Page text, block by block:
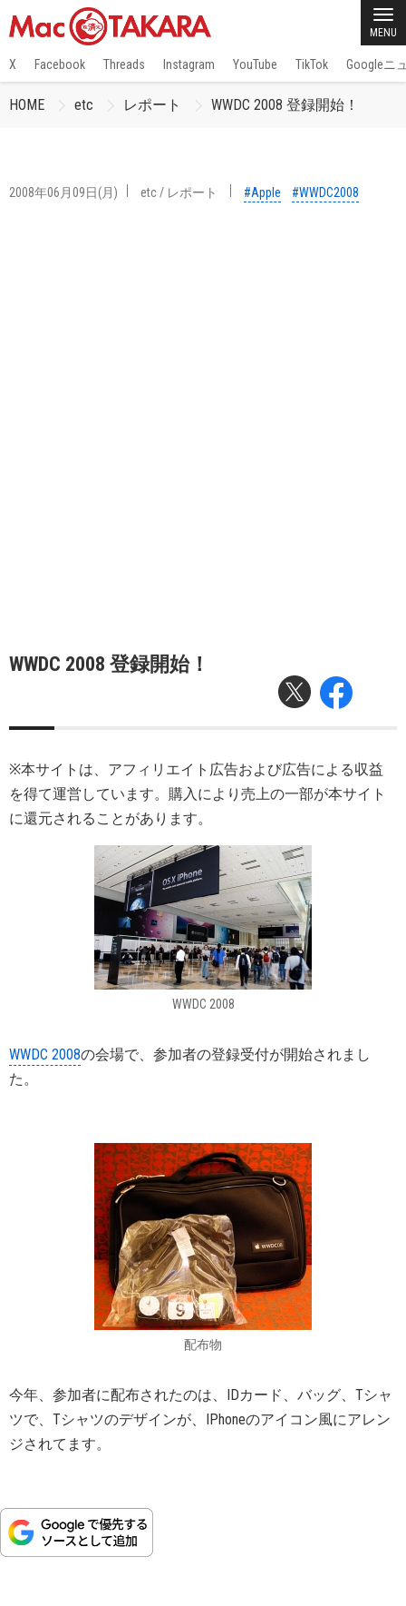
MENU
X Facebook Threads Instagram YouTube TikTok Googleニ
HOME etc レポート WWDC 2008 登録開始！
2008年06月09日(月) etc/ レポート #Apple #WWDC2008
WWDC 2008 登録開始！
※本サイトは、アフィリエイト広告および広告による収益
を得て運営しています。購入により売上の一部が本サイト
に還元されることがあります。
WWDC 2008
WWDC 2008の会場で、参加者の登録受付が開始されまし
た。
配布物
今年、参加者に配布されたのは、IDカード、バッグ、Tシャ
ツで、Tシャツのデザインが、IPhoneのアイコン風にアレン
ジされてます。